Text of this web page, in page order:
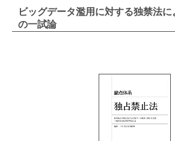
ビッグデータ濫用に対する独禁法
の一試論